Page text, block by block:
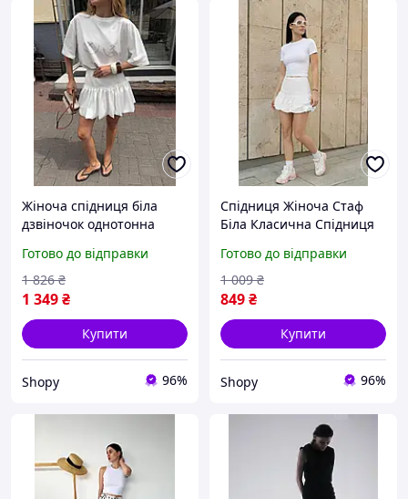
Жіноча спідниця біла
дзвіночок однотонна
Готово до відправки
1 349₴
1 826 ₴
Купити
Shopy 96%
Спідниця Жіноча Стаф
Біла Класична Спідниця
Готово до відправки
849₴
1 009 ₴
Купити
Shopy 96%